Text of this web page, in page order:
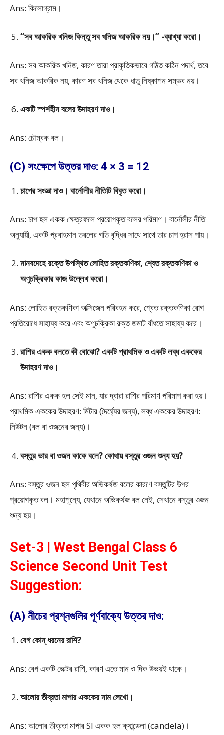
Ans: কিলোগ্রাম।
“সব আকরিক খনিজ কিন্তু সব খনিজ আকরিক নয়।” -ব্যাখ্যা করো।
Ans: সব আকরিক খনিজ, কারণ তারা প্রাকৃতিকভাবে গঠিত কঠিন পদার্থ, তবে
সব খনিজ আকরিক নয়, কারণ সব খনিজ থেকে ধাতু নিষ্কাশন সম্ভব নয়।
একটি স্পর্শহীন বলের উদাহরণ দাও।
Ans: চৌম্বক বল।
(C) সংক্ষেপে উত্তর দাও: 4 × 3 = 12
চাপের সংজ্ঞা দাও। বার্নোলীর নীতিটি বিবৃত করো।
Ans: চাপ হল একক ক্ষেত্রফলে প্রয়োগকৃত বলের পরিমাণ। বার্নোলীর নীতি
অনুযায়ী, একটি প্রবাহমান তরলের গতি বৃদ্ধির সাথে সাথে তার চাপ হ্রাস পায়।
মানবদেহে রক্তে উপস্থিত লোহিত রক্তকণিকা, শ্বেত রক্তকণিকা ও
অণুচক্রিকার কাজ উল্লেখ করো।
Ans: লোহিত রক্তকণিকা অক্সিজেন পরিবহন করে, শ্বেত রক্তকণিকা রোগ
প্রতিরোধে সাহায্য করে এবং অণুচক্রিকা রক্ত জমাট বাঁধতে সাহায্য করে।
রাশির একক বলতে কী বোঝো? একটি প্রাথমিক ও একটি লব্ধ এককের
উদাহরণ দাও।
Ans: রাশির একক হল সেই মান, যার দ্বারা রাশির পরিমাণ পরিমাপ করা হয়।
প্রাথমিক এককের উদাহরণ: মিটার (দৈর্ঘ্যের জন্য), লব্ধ এককের উদাহরণ:
নিউটন (বল বা ওজনের জন্য)।
বস্তুর ভার বা ওজন কাকে বলে? কোথায় বস্তুর ওজন শুন্য হয়?
Ans: বস্তুর ওজন হল পৃথিবীর অভিকর্ষজ বলের কারণে বস্তুটির উপর
প্রয়োগকৃত বল। মহাশূন্যে, যেখানে অভিকর্ষজ বল নেই, সেখানে বস্তুর ওজন
শুন্য হয়।
Set-3 | West Bengal Class 6
Science Second Unit Test
Suggestion:
(A) নীচের প্রশ্নগুলির পূর্ণবাক্যে উত্তর দাও:
বেগ কোন্ ধরনের রাশি?
Ans: বেগ একটি ভেক্টর রাশি, কারণ এতে মান ও দিক উভয়ই থাকে।
আলোর তীব্রতা মাপার এককের নাম লেখো।
Ans: আলোর তীব্রতা মাপার SI একক হল ক্যান্ডেলা (candela)।